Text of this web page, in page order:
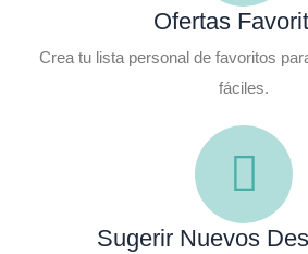
Ofertas
Crea tu lista personal de favoritos
fáciles.
Sugerir Nuevos